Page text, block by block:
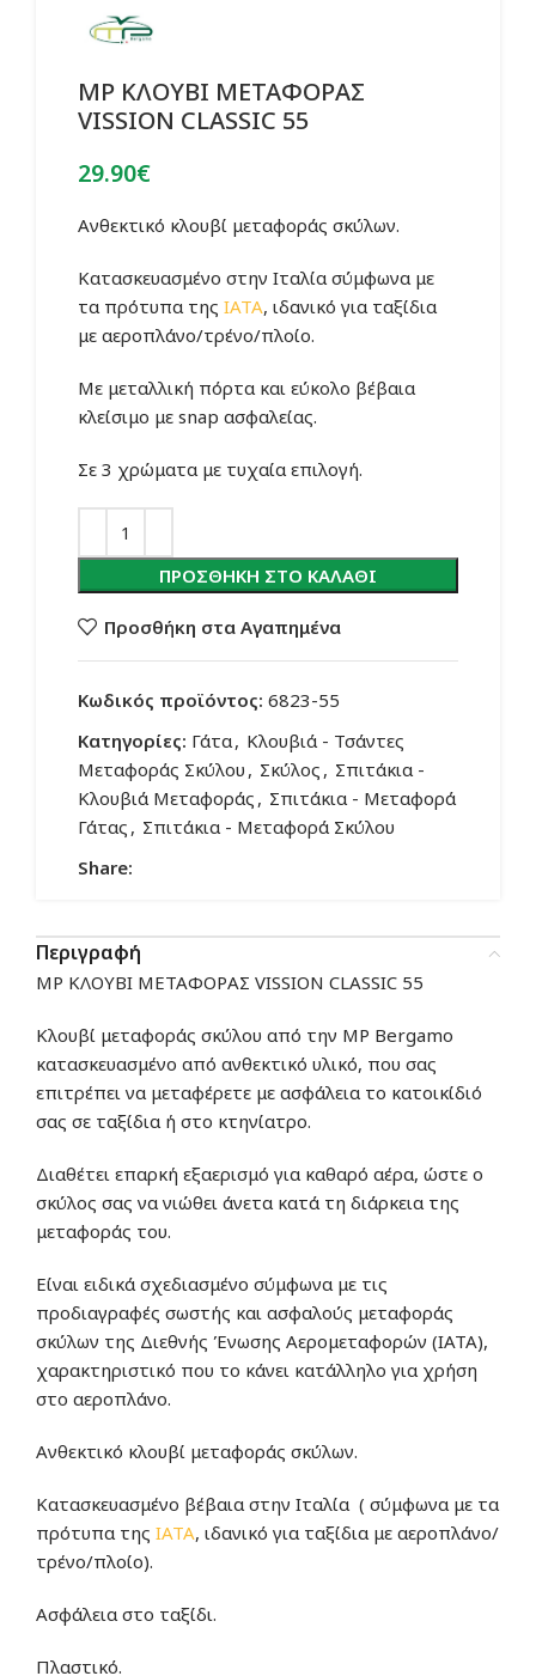
MP ΚΛΟΥΒΙ ΜΕΤΑΦΟΡΑΣ
VISSION CLASSIC 55
29.90€
Ανθεκτικό κλουβί μεταφοράς σκύλων.
Κατασκευασμένο στην Ιταλία σύμφωνα με
τα πρότυπα της IATA, ιδανικό για ταξίδια
με αεροπλάνο/τρένο/πλοίο.
Με μεταλλική πόρτα και εύκολο βέβαια
κλείσιμο με snap ασφαλείας.
Σε 3 χρώματα με τυχαία επιλογή.
ΠΡΟΣΘΉΚΗ ΣΤΟ ΚΑΛΆΘΙ
Προσθήκη στα Αγαπημένα
Κωδικός προϊόντος: 6823-55
Κατηγορίες: Γάτα, Κλουβιά - Τσάντες
Μεταφοράς Σκύλου , Σκύλος , Σπιτάκια -
Κλουβιά Μεταφοράς , Σπιτάκια - Μεταφορά
Γάτας , Σπιτάκια - Μεταφορά Σκύλου
Share:
Περιγραφή
MP ΚΛΟΥΒΙ ΜΕΤΑΦΟΡΑΣ VISSION CLASSIC 55
Κλουβί μεταφοράς σκύλου από την MP Bergamo
κατασκευασμένο από ανθεκτικό υλικό, που σας
επιτρέπει να μεταφέρετε με ασφάλεια το κατοικίδιό
σας σε ταξίδια ή στο κτηνίατρο.
Διαθέτει επαρκή εξαερισμό για καθαρό αέρα, ώστε ο
σκύλος σας να νιώθει άνετα κατά τη διάρκεια της
μεταφοράς του.
Είναι ειδικά σχεδιασμένo σύμφωνα με τις
προδιαγραφές σωστής και ασφαλούς μεταφοράς
σκύλων της Διεθνής Ένωσης Αερομεταφορών (ΙΑΤΑ),
χαρακτηριστικό που το κάνει κατάλληλο για χρήση
στο αεροπλάνο.
Ανθεκτικό κλουβί μεταφοράς σκύλων.
Κατασκευασμένο βέβαια στην Ιταλία ( σύμφωνα με τα
πρότυπα της IATA, ιδανικό για ταξίδια με αεροπλάνο/
τρένο/πλοίο).
Ασφάλεια στο ταξίδι.
Πλαστικό.